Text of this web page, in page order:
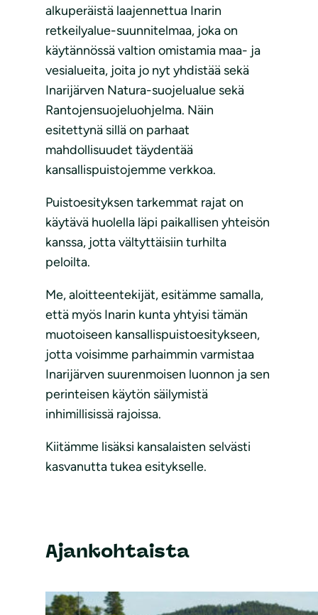
alkuperäistä laajennettua Inarin
retkeilyalue-suunnitelmaa, joka on
käytännössä valtion omistamia maa- ja
vesialueita, joita jo nyt yhdistää sekä
Inarijärven Natura-suojelualue sekä
Rantojensuojeluohjelma. Näin
esitettynä sillä on parhaat
mahdollisuudet täydentää
kansallispuistojemme verkkoa.
Puistoesityksen tarkemmat rajat on
käytävä huolella läpi paikallisen yhteisön
kanssa, jotta vältyttäisiin turhilta
peloilta.
Me, aloitteentekijät, esitämme samalla,
että myös Inarin kunta yhtyisi tämän
muotoiseen kansallispuistoesitykseen,
jotta voisimme parhaimmin varmistaa
Inarijärven suurenmoisen luonnon ja sen
perinteisen käytön säilymistä
inhimillisissä rajoissa.
Kiitämme lisäksi kansalaisten selvästi
kasvanutta tukea esitykselle.
Ajankohtaista